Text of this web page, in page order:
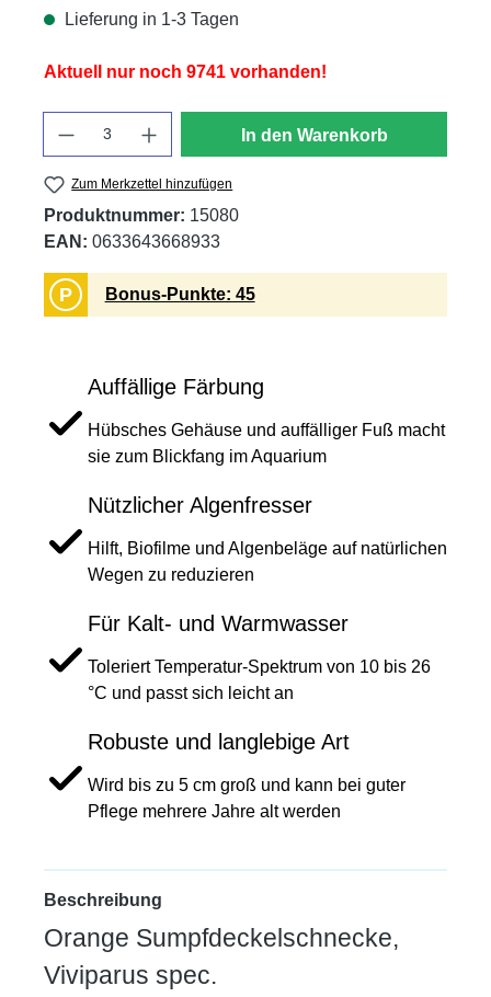
Lieferung in 1-3 Tagen
Aktuell nur noch 9741 vorhanden!
In den Warenkorb
Zum Merkzettel hinzufügen
Produktnummer: 15080
EAN: 0633643668933
P Bonus-Punkte: 45
Auffällige Färbung
Hübsches Gehäuse und auffälliger Fuß macht
sie zum Blickfang im Aquarium
Nützlicher Algenfresser
Hilft, Biofilme und Algenbeläge auf natürlichen
Wegen zu reduzieren
Für Kalt- und Warmwasser
Toleriert Temperatur-Spektrum von 10 bis 26
°C und passt sich leicht an
Robuste und langlebige Art
Wird bis zu 5 cm groß und kann bei guter
Pflege mehrere Jahre alt werden
Beschreibung
Orange Sumpfdeckelschnecke,
Viviparus spec.